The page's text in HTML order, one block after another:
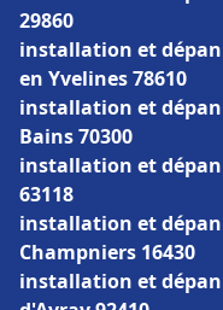
29860
installation et
en Yvelines 78610
installation et
Bains 70300
installation et
63118
installation et
Champniers 16430
installation et